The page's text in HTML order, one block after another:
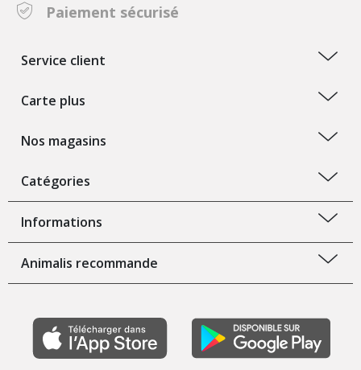
Paiement sécurisé
Service client
Carte plus
Nos magasins
Catégories
Informations
Animalis recommande